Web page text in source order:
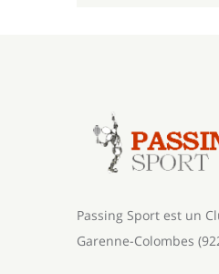
Passing Sport est un
Garenne-Colombes